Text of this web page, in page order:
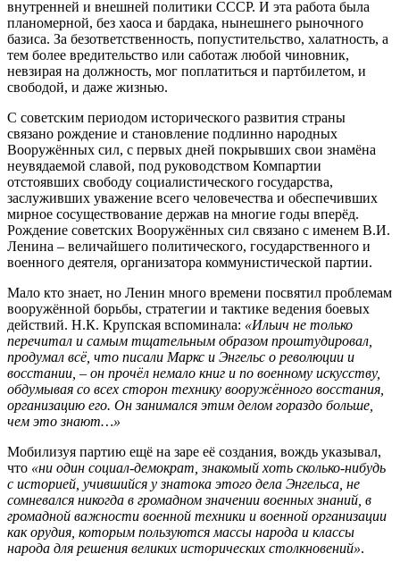
внутренней и внешней политики СССР. И эта работа была
планомерной, без хаоса и бардака, нынешнего рыночного
базиса. За безответственность, попустительство, халатность, а
тем более вредительство или саботаж любой чиновник,
невзирая на должность, мог поплатиться и партбилетом, и
свободой, и даже жизнью.
С советским периодом исторического развития страны
связано рождение и становление подлинно народных
Вооружённых сил, с первых дней покрывших свои знамёна
неувядаемой славой, под руководством Компартии
отстоявших свободу социалистического государства,
заслуживших уважение всего человечества и обеспечивших
мирное сосуществование держав на многие годы вперёд.
Рождение советских Вооружённых сил связано с именем В.И.
Ленина – величайшего политического, государственного и
военного деятеля, организатора коммунистической партии.
Мало кто знает, но Ленин много времени посвятил проблемам
вооружённой борьбы, стратегии и тактике ведения боевых
действий. Н.К. Крупская вспоминала: «Ильич не только
перечитал и самым тщательным образом проштудировал,
продумал всё, что писали Маркс и Энгельс о революции и
восстании, – он прочёл немало книг и по военному искусству,
обдумывая со всех сторон технику вооружённого восстания,
организацию его. Он занимался этим делом гораздо больше,
чем это знают…»
Мобилизуя партию ещё на заре её создания, вождь указывал,
что «ни один социал-демократ, знакомый хоть сколько-нибудь
с историей, учившийся у знатока этого дела Энгельса, не
сомневался никогда в громадном значении военных знаний, в
громадной важности военной техники и военной организации
как орудия, которым пользуются массы народа и классы
народа для решения великих исторических столкновений».